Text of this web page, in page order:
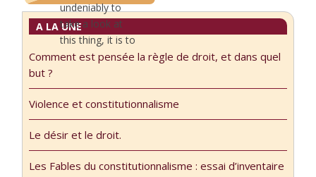
undeniably to
take a look at
this thing, it is to
make it be this
designates,
which would
have taken
another meaning
if it had been
designated
A LA UNE
Comment est pensée la règle de droit, et dans quel
but ?
Violence et constitutionnalisme
Le désir et le droit.
Les Fables du constitutionnalisme : essai d’inventaire